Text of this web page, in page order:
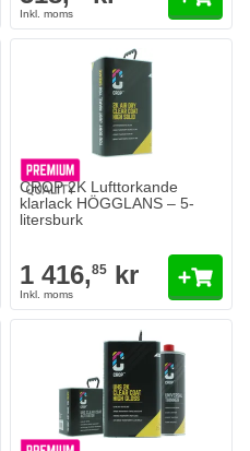
CROP 2K Lufttorkande
klarlack HÖGGLANS – 5-
litersburk
1 416,85 kr